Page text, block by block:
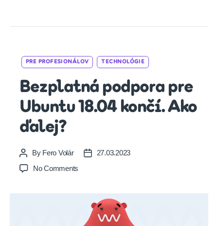
Categories
PRE PROFESIONÁLOV TECHNOLÓGIE
Bezplatná podpora pre
Ubuntu 18.04 končí. Ako
ďalej?
Post
author
By Fero Volár
Post27.03.2023
No Comments
Ubuntu
18.04